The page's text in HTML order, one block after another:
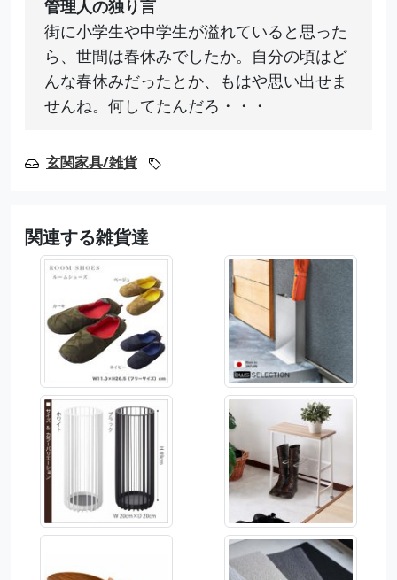
管理人の独り言
街に小学生や中学生が溢れていると思った
ら、世間は春休みでしたか。自分の頃はど
んな春休みだったとか、もはや思い出せま
せんね。何してたんだろ・・・
玄関家具/雑貨
関連する雑貨達